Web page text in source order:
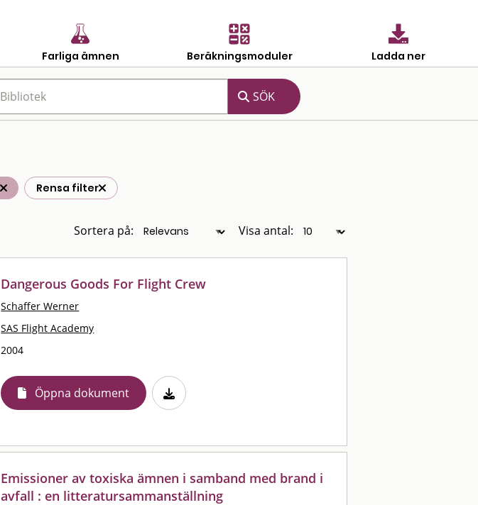
Farliga ämnen Beräkningsmoduler Ladda ner
Rensa filter
Sortera på: Visa antal:
Dangerous Goods For Flight Crew
Schaffer Werner
SAS Flight Academy
2004
Öppna dokument
Emissioner av toxiska ämnen i samband med brand i
avfall : en litteratursammanställning